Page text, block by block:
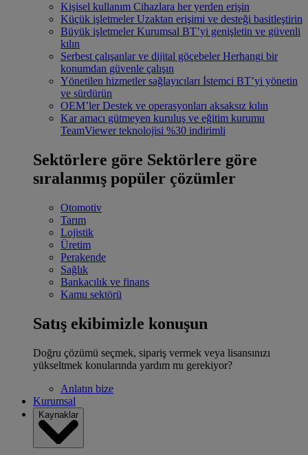
Kişisel kullanım Cihazlara her yerden erişin
Küçük işletmeler Uzaktan erişimi ve desteği basitleştirin
Büyük işletmeler Kurumsal BT’yi genişletin ve güvenli
kılın
Serbest çalışanlar ve dijital göçebeler Herhangi bir
konumdan güvenle çalışın
Yönetilen hizmetler sağlayıcıları İstemci BT’yi yönetin
ve sürdürün
OEM’ler Destek ve operasyonları aksaksız kılın
Kar amacı gütmeyen kuruluş ve eğitim kurumu
TeamViewer teknolojisi %30 indirimli
Sektörlere göre Sektörlere göre
sıralanmış popüler çözümler
Otomotiv
Tarım
Lojistik
Üretim
Perakende
Sağlık
Bankacılık ve finans
Kamu sektörü
Satış ekibimizle konuşun
Doğru çözümü seçmek, sipariş vermek veya lisansınızı
yükseltmek konularında yardım mı gerekiyor?
Anlatın bize
Kurumsal
Kaynaklar